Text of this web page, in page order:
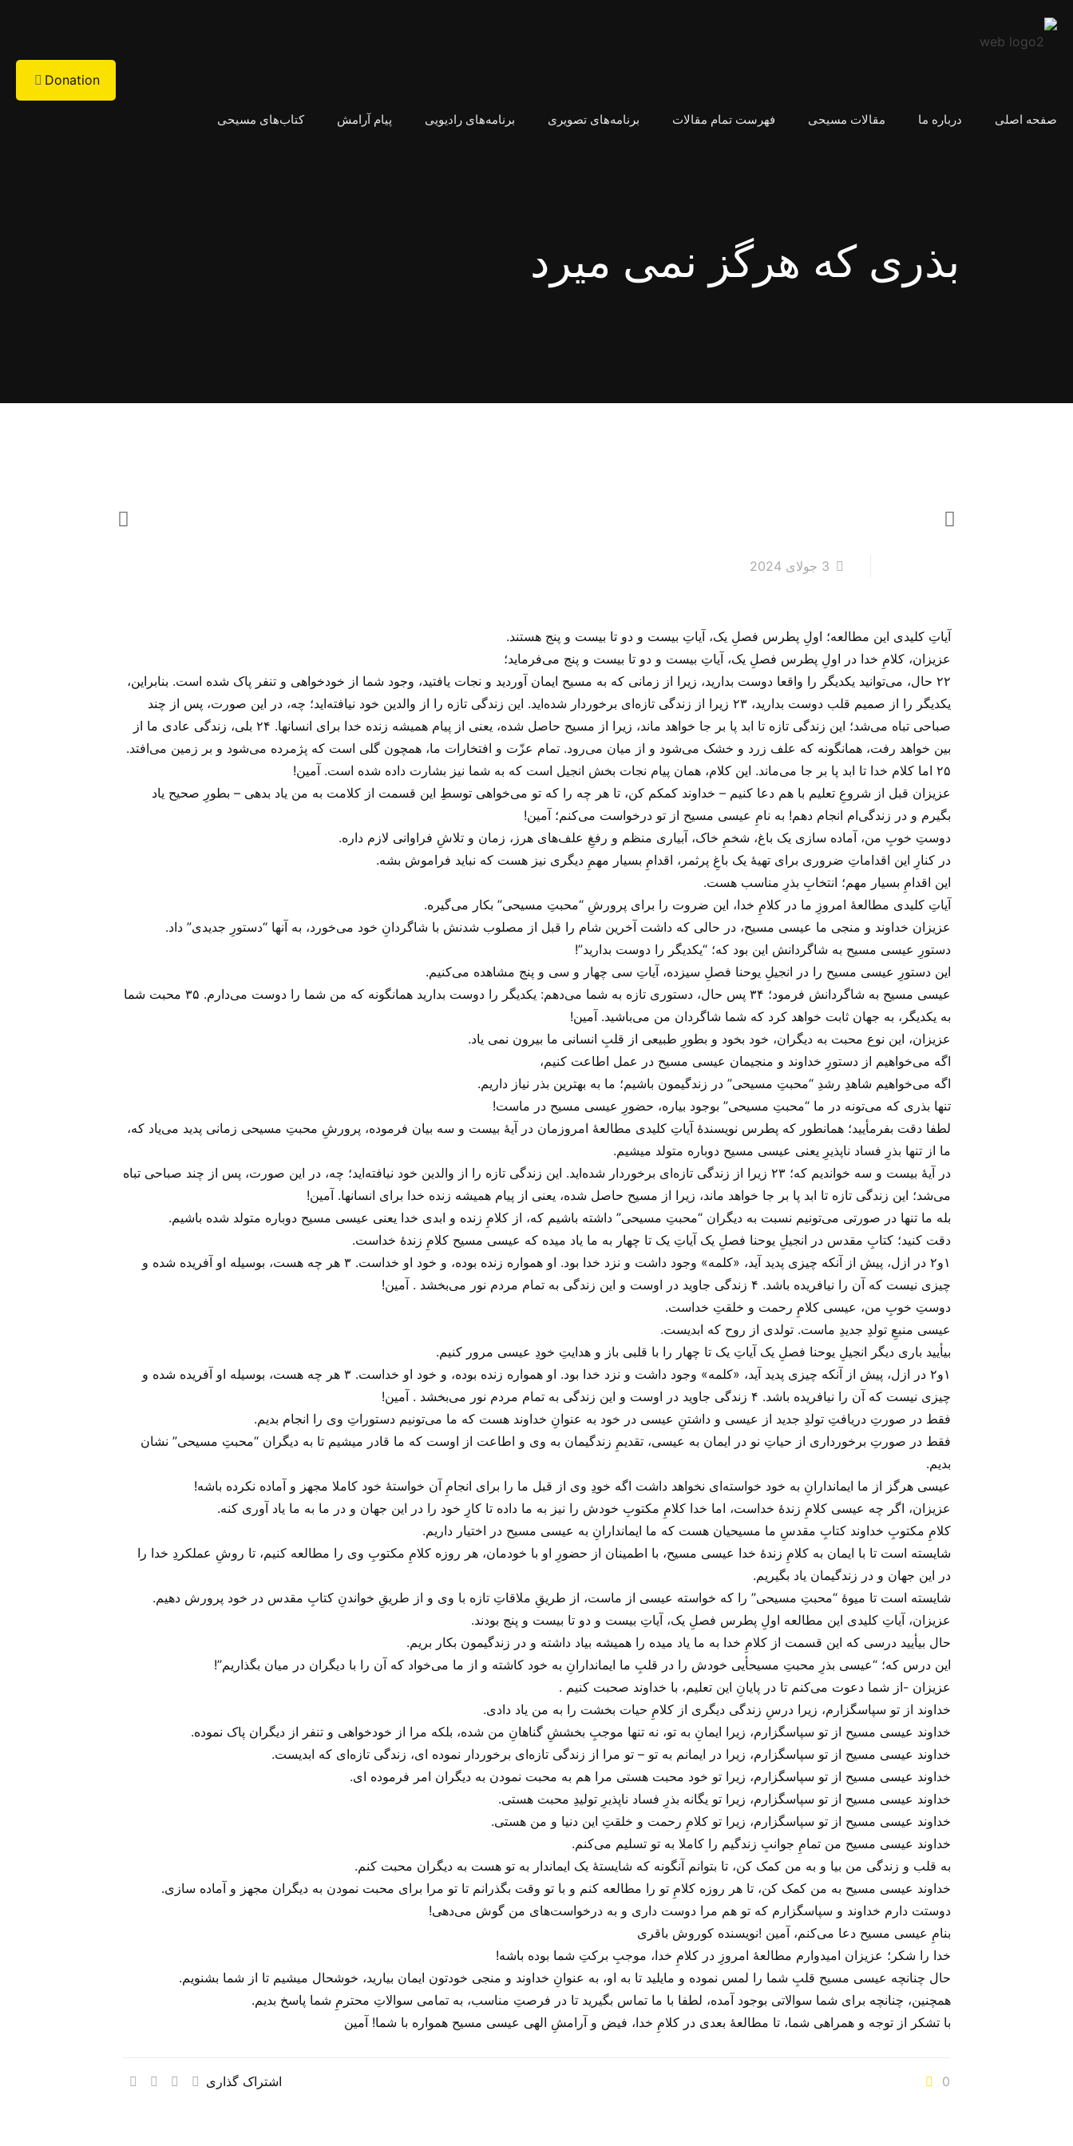
صفحه اصلی درباره ما مقالات مسیحی فهرست تمام مقالات برنامه‌های تصویری برنامه‌های رادیویی پیام آرامش کتاب‌های مسیحی
Donation
بذری که هرگز نمی میرد
3 جولای 2024
آیاتِ کلیدی این مطالعه؛ اولِ پطرس فصلِ یک، آیاتِ بیست و دو تا بیست و پنج هستند.
عزیزان، کلامِ خدا در اولِ پطرس فصلِ یک، آیاتِ بیست و دو تا بیست و پنج می‌‌فرماید؛
۲۲ حال، می‌توانید یکدیگر را واقعا دوست بدارید، زیرا از زمانی که به مسیح ایمان آوردید و نجات یافتید، وجود شما از خودخواهی و تنفر پاک شده است. بنابراین،
یکدیگر را از صمیم قلب دوست بدارید، ۲۳ زیرا از زندگی تازه‌ای برخوردار شده‌اید. این زندگی تازه را از والدین خود نیافته‌اید؛ چه، در این صورت، پس از چند
صباحی تباه می‌شد؛ این زندگی تازه تا ابد پا بر جا خواهد ماند، زیرا از مسیح حاصل شده، یعنی از پیام همیشه زنده خدا برای انسانها. ۲۴ بلی، زندگی عادی ما از
بین خواهد رفت، همانگونه که علف زرد و خشک می‌شود و از میان می‌رود. تمام عزّت و افتخارات ما، همچون گلی است که پژمرده می‌شود و بر زمین می‌افتد.
۲۵ اما کلام خدا تا ابد پا بر جا می‌ماند. این کلام، همان پیام نجات بخش انجیل است که به شما نیز بشارت داده شده است. آمین!
عزیزان قبل از شروعِ تعلیم با هم دعا کنیم – خداوند کمکم کن، تا هر چه را که تو می‌‌خواهی توسطِ این قسمت از کلامت به من یاد بدهی – بطورِ صحیح یاد
بگیرم و در زندگی‌ام انجام دهم! به نامِ عیسی مسیح از تو درخواست می‌‌کنم؛ آمین!
دوستِ خوبِ من، آماده سازی یک باغ، شخمِ خاک، آبیاری منظم و رفغِ علف‌های هرز، زمان و تلاشِ فراوانی لازم داره.
در کنارِ این اقداماتِ ضروری برای تهیهٔ یک باغِ پرثمر، اقدامِ بسیار مهمِ دیگری نیز هست که نباید فراموش بشه.
این اقدامِ بسیار مهم؛ انتخابِ بذرِ مناسب هست.
آیاتِ کلیدی مطالعهٔ امروزِ ما در کلامِ خدا، این ضروت را برای پرورشِ “محبتِ مسیحی” بکار می‌‌گیره.
عزیزان خداوند و منجی ما عیسی مسیح، در حالی که داشت آخرین شام را قبل از مصلوب شدنش با شاگردانِ خود می‌‌خورد، به آنها “دستورِ جدیدی” داد.
دستورِ عیسی مسیح به شاگردانش این بود که؛ “یکدیگر را دوست بدارید”!
این دستورِ عیسی مسیح را در انجیلِ یوحنا فصلِ سیزده، آیاتِ سی چهار و سی و پنج مشاهده می‌‌کنیم.
عیسی مسیح به شاگردانش فرمود؛ ۳۴ پس حال، دستوری تازه به شما می‌دهم: یکدیگر را دوست بدارید همانگونه که من شما را دوست می‌دارم. ۳۵ محبت شما
به یکدیگر، به جهان ثابت خواهد کرد که شما شاگردان من می‌باشید. آمین!
عزیزان، این نوع محبت به دیگران، خود بخود و بطورِ طبیعی از قلبِ انسانی ما بیرون نمی یاد.
اگه می‌‌خواهیم از دستورِ خداوند و منجیمان عیسی مسیح در عمل اطاعت کنیم،
اگه می‌‌خواهیم شاهدِ رشدِ “محبتِ مسیحی” در زندگیمون باشیم؛ ما به بهترین بذر نیاز داریم.
تنها بذری که می‌‌تونه در ما “محبتِ مسیحی” بوجود بیاره، حضورِ عیسی مسیح در ماست!
لطفا دقت بفرمأیید؛ همانطور که پطرس نویسندهٔ آیاتِ کلیدی مطالعهٔ امروزمان در آیهٔ بیست و سه بیان فرموده، پرورشِ محبتِ مسیحی زمانی پدید می‌‌یاد که،
ما از تنها بذرِ فساد ناپذیرِ یعنی عیسی مسیح دوباره متولد میشیم.
در آیهٔ بیست و سه خواندیم که؛ ۲۳ زیرا از زندگی تازه‌ای برخوردار شده‌اید. این زندگی تازه را از والدین خود نیافته‌اید؛ چه، در این صورت، پس از چند صباحی تباه
می‌شد؛ این زندگی تازه تا ابد پا بر جا خواهد ماند، زیرا از مسیح حاصل شده، یعنی از پیام همیشه زنده خدا برای انسانها. آمین!
بله ما تنها در صورتی می‌‌تونیم نسبت به دیگران “محبتِ مسیحی” داشته باشیم که، از کلامِ زنده و ابدی خدا یعنی عیسی مسیح دوباره متولد شده باشیم.
دقت کنید؛ کتابِ مقدس در انجیلِ یوحنا فصلِ یک آیاتِ یک تا چهار به ما یاد میده که عیسی مسیح کلامِ زندهٔ خداست.
۱و۲ در ازل، پیش از آنکه چیزی پدید آید، «کلمه» وجود داشت و نزد خدا بود. او همواره زنده بوده، و خود او خداست. ۳ هر چه هست، بوسیله او آفریده شده و
چیزی نیست که آن را نیافریده باشد. ۴ زندگی جاوید در اوست و این زندگی به تمام مردم نور می‌بخشد . آمین!
دوستِ خوبِ من، عیسی کلامِ رحمت و خلقتِ خداست.
عیسی منبعِ تولدِ جدیدِ ماست. تولدی از روح که ابدیست.
بیأیید باری دیگر انجیلِ یوحنا فصلِ یک آیاتِ یک تا چهار را با قلبی باز و هدایتِ خودِ عیسی مرور کنیم.
۱و۲ در ازل، پیش از آنکه چیزی پدید آید، «کلمه» وجود داشت و نزد خدا بود. او همواره زنده بوده، و خود او خداست. ۳ هر چه هست، بوسیله او آفریده شده و
چیزی نیست که آن را نیافریده باشد. ۴ زندگی جاوید در اوست و این زندگی به تمام مردم نور می‌بخشد . آمین!
فقط در صورتِ دریافتِ تولدِ جدید از عیسی و داشتنِ عیسی در خود به عنوانِ خداوند هست که ما می‌‌تونیم دستوراتِ وی را انجام بدیم.
فقط در صورتِ برخورداری از حیاتِ نو در ایمان به عیسی، تقدیمِ زندگیمان به وی و اطاعت از اوست که ما قادر میشیم تا به دیگران “محبتِ مسیحی” نشان
بدیم.
عیسی هرگز از ما ایماندارانِ به خود خواسته‌ای نخواهد داشت اگه خودِ وی از قبل ما را برای انجامِ آن خواستهٔ خود کاملا مجهز و آماده نکرده باشه!
عزیزان، اگر چه عیسی کلامِ زندهٔ خداست، اما خدا کلامِ مکتوبِ خودش را نیز به ما داده تا کارِ خود را در این جهان و در ما به ما یاد آوری کنه.
کلامِ مکتوبِ خداوند کتابِ مقدسِ ما مسیحیان هست که ما ایماندارانِ به عیسی مسیح در اختیار داریم.
شایسته است تا با ایمان به کلامِ زندهٔ خدا عیسی مسیح، با اطمینان از حضورِ او با خودمان، هر روزه کلامِ مکتوبِ وی را مطالعه کنیم، تا روشِ عملکردِ خدا را
در این جهان و در زندگیمان یاد بگیریم.
شایسته است تا میوهٔ “محبتِ مسیحی” را که خواسته عیسی از ماست، از طریقِ ملاقاتِ تازه با وی و از طریقِ خواندنِ کتابِ مقدس در خود پرورش دهیم.
عزیزان، آیاتِ کلیدی این مطالعه اولِ پطرس فصلِ یک، آیاتِ بیست و دو تا بیست و پنج بودند.
حال بیأیید درسی که این قسمت از کلامِ خدا به ما یاد میده را همیشه بیاد داشته و در زندگیمون بکار بریم.
این درس که؛ “عیسی بذرِ محبتِ مسیحأیی خودش را در قلبِ ما ایماندارانِ به خود کاشته و از ما می‌‌خواد که آن را با دیگران در میان بگذاریم”!
عزیزان -از شما دعوت می‌‌کنم تا در پایانِ این تعلیم، با خداوند صحبت کنیم .
خداوند از تو سپاسگزارم، زیرا درسِ زندگی دیگری از کلامِ حیات بخشت را به من یاد دادی.
خداوند عیسی مسیح از تو سپاسگزارم، زیرا ایمانِ به تو، نه تنها موجبِ بخششِ گناهانِ من شده، بلکه مرا از خودخواهی و تنفر از دیگران پاک نموده.
خداوند عیسی مسیح از تو سپاسگزارم، زیرا در ایمانم به تو – تو مرا از زندگی تازه‌ای برخوردار نموده ای، زندگی تازه‌ای که ابدیست.
خداوند عیسی مسیح از تو سپاسگزارم، زیرا تو خود محبت هستی‌ مرا هم به محبت نمودن به دیگران امر فرموده ای.
خداوند عیسی مسیح از تو سپاسگزارم، زیرا تو یگانه بذرِ فساد ناپذیرِ تولیدِ محبت هستی‌.
خداوند عیسی مسیح از تو سپاسگزارم، زیرا تو کلامِ رحمت و خلقتِ این دنیا و من هستی‌.
خداوند عیسی مسیح من تمامِ جوانبِ زندگیم را کاملا به تو تسلیم می‌‌کنم.
به قلب و زندگی من بیا و به من کمک کن، تا بتوانم آنگونه که شایستهٔ یک ایماندار به تو هست به دیگران محبت کنم.
خداوند عیسی مسیح به من کمک کن، تا هر روزه کلامِ تو را مطالعه کنم و با تو وقت بگذرانم تا تو مرا برای محبت نمودن به دیگران مجهز و آماده سازی.
دوستت دارم خداوند و سپاسگزارم که تو هم مرا دوست داری و به درخواست‌های من گوش می‌‌دهی!
بنامِ عیسی مسیح دعا می‌‌کنم، آمین !نویسنده کوروش باقری
خدا را شکر؛ عزیزان امیدوارم مطالعهٔ امروزِ در کلامِ خدا، موجبِ برکتِ شما بوده باشه!
حال چنانچه عیسی مسیح قلبِ شما را لمس نموده و مایلید تا به او، به عنوانِ خداوند و منجی خودتون ایمان بیارید، خوشحال میشیم تا از شما بشنویم.
همچنین، چنانچه برای شما سوالاتی بوجود آمده، لطفا با ما تماس بگیرید تا در فرصتِ مناسب، به تمامی سوالاتِ محترمِ شما پاسخ بدیم.
با تشکر از توجه و همراهی شما، تا مطالعهٔ بعدی در کلامِ خدا، فیض و آرامشِ الهی عیسی مسیح همواره با شما! آمین
اشتراک گذاری 0